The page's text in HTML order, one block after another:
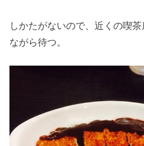
しかたがないので、近くの喫
ながら待つ。